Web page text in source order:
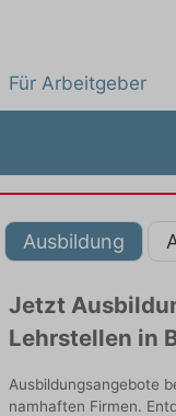
Für Arbeitgeber
Ausbildung
Jetzt
Lehrstellen in
Ausbildungsangebote
namhaften Firmen.